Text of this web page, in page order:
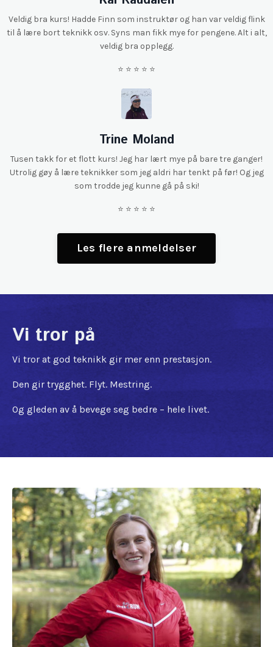
Veldig bra kurs! Hadde Finn som instruktør og han var veldig flink
til å lære bort teknikk osv. Syns man fikk mye for pengene. Alt i alt,
veldig bra opplegg.
⭐️ ⭐️ ⭐️ ⭐️ ⭐️
Trine Moland
Tusen takk for et flott kurs! Jeg har lært mye på bare tre ganger!
Utrolig gøy å lære teknikker som jeg aldri har tenkt på før! Og jeg
som trodde jeg kunne gå på ski!
⭐️ ⭐️ ⭐️ ⭐️ ⭐️
Les flere anmeldelser
Vi tror på
Vi tror at god teknikk gir mer enn prestasjon.
Den gir trygghet. Flyt. Mestring.
Og gleden av å bevege seg bedre – hele livet.